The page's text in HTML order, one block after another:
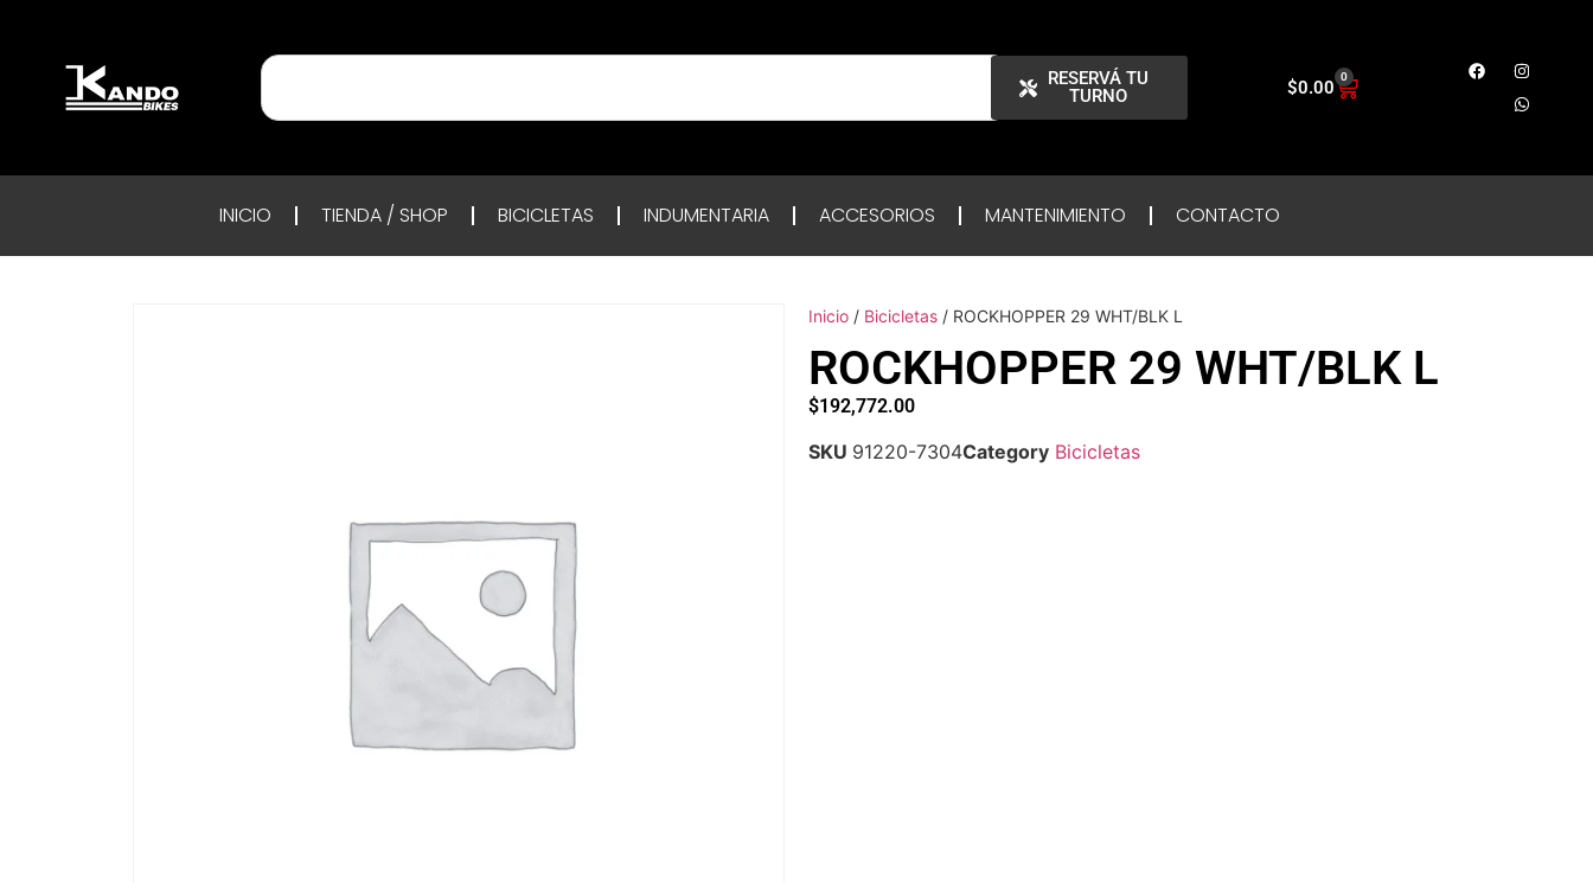
RESERVÁ TU
TURNO
$0.00 0
INICIO TIENDA / SHOP BICICLETAS INDUMENTARIA ACCESORIOS MANTENIMIENTO CONTACTO
Inicio / Bicicletas / ROCKHOPPER 29 WHT/BLK L
ROCKHOPPER 29 WHT/BLK L
$192,772.00
SKU 91220-7304Category Bicicletas